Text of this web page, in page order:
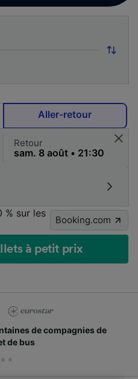
Aller-retour
Retour
% sur les
Booking.com
à petit prix
de compagnies de
de bus